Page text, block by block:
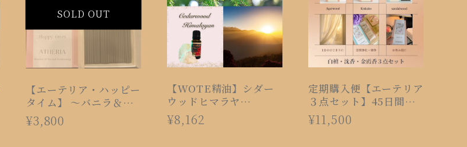
SOLD OUT
【エーテリア・ハッピー
タイム】 〜バニラ＆シ
ナモン〜
¥3,800
【WOTE精油】シダー
ウッドヒマラヤ
（15ml）
¥8,162
定期購入便【エーテリア
３点セット】45日間
隔・送料無料
¥11,500